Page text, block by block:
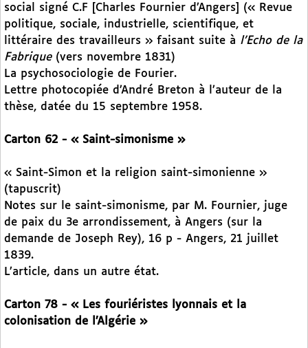
social signé C.F [Charles Fournier d’Angers] (« Revue
politique, sociale, industrielle, scientifique, et
littéraire des travailleurs » faisant suite à l’Echo de la
Fabrique (vers novembre 1831)
La psychosociologie de Fourier.
Lettre photocopiée d’André Breton à l’auteur de la
thèse, datée du 15 septembre 1958.
Carton 62 - « Saint-simonisme »
« Saint-Simon et la religion saint-simonienne »
(tapuscrit)
Notes sur le saint-simonisme, par M. Fournier, juge
de paix du 3e arrondissement, à Angers (sur la
demande de Joseph Rey), 16 p - Angers, 21 juillet
1839.
L’article, dans un autre état.
Carton 78 - « Les fouriéristes lyonnais et la
colonisation de l’Algérie »